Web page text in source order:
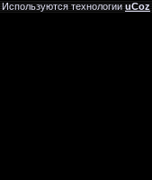
Используются технологииuCoz